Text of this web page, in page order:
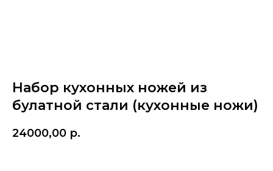
Набор кухонных ножей из
булатной стали (кухонные ножи)
24000,00 р.